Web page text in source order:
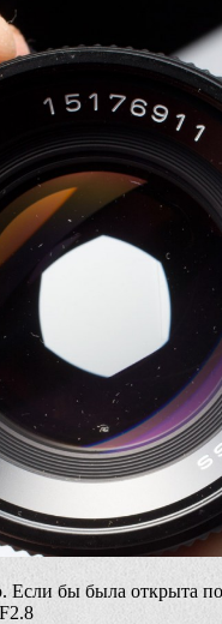
Если бы была открыта